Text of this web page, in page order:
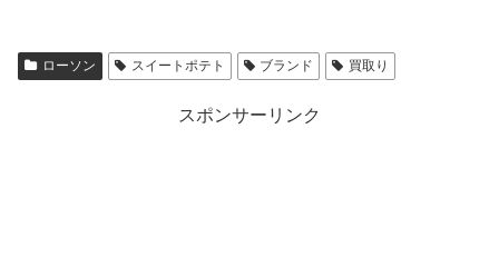
ローソン スイートポテト ブランド 買取り
スポンサーリンク